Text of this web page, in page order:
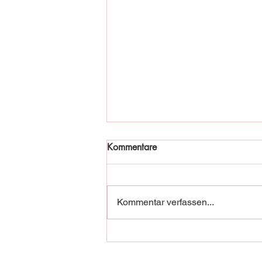
Fischadler in Not!
Kommentare
Kommentar verfassen...